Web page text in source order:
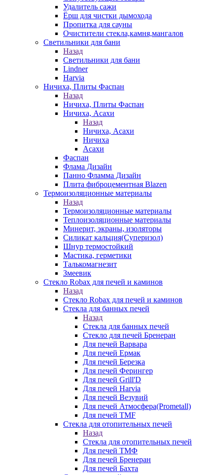
Удалитель сажи
Ёрш для чистки дымохода
Пропитка для сауны
Очистители стекла,камня,мангалов
Светильники для бани
Назад
Светильники для бани
Lindner
Harvia
Ничиха, Плиты Фаспан
Назад
Ничиха, Плиты Фаспан
Ничиха, Асахи
Назад
Ничиха, Асахи
Ничиха
Асахи
Фаспан
Флама Дизайн
Панно Фламма Дизайн
Плита фиброцементная Blazen
Термоизоляционные материалы
Назад
Термоизоляционные материалы
Теплоизоляционные материалы
Минерит, экраны, изоляторы
Силикат кальция(Суперизол)
Шнур термостойкий
Мастика, герметики
Талькомагнезит
Змеевик
Стекло Robax для печей и каминов
Назад
Стекло Robax для печей и каминов
Стекла для банных печей
Назад
Стекла для банных печей
Стекло для печей Бренеран
Для печей Варвара
Для печей Ермак
Для печей Березка
Для печей Ферингер
Для печей Grill'D
Для печей Harvia
Для печей Везувий
Для печей Атмосфера(Prometall)
Для печей TMF
Стекла для отопительных печей
Назад
Стекла для отопительных печей
Для печей ТМФ
Для печей Бренеран
Для печей Бахта